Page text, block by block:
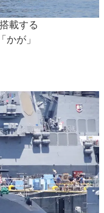
載する
かが」